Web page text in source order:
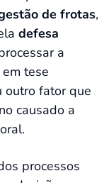
de frotas,
defesa
a
tese
outro fator que
causado a
processos